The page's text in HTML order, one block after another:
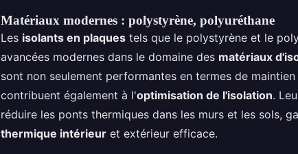
Matériaux modernes : polystyrène, polyuréthane
Les isolants en plaques tels que le polystyrène et le
avancées modernes dans le domaine des matériaux
sont non seulement performantes en termes de
contribuent également à l'optimisation de l'isolation.
réduire les ponts thermiques dans les murs et les sols,
thermique intérieur et extérieur efficace.